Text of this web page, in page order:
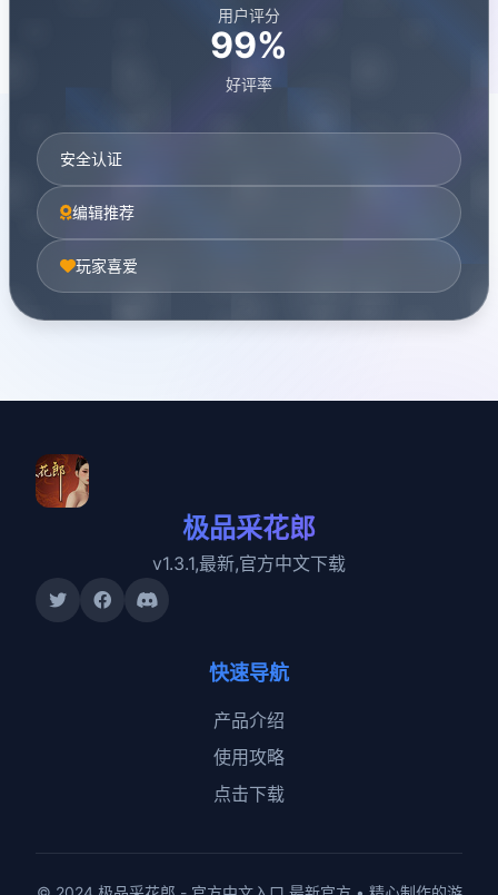
用户评分
99%
好评率
安全认证
编辑推荐
玩家喜爱
极品采花郎
v1.3.1,最新,官方中文下载
快速导航
产品介绍
使用攻略
点击下载